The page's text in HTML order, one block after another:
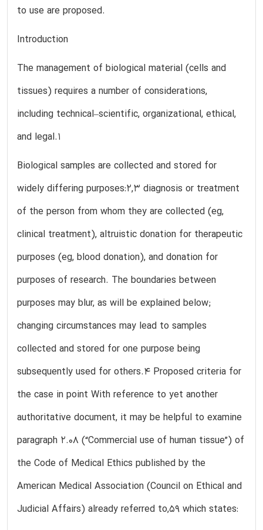
to use are proposed.
Introduction
The management of biological material (cells and
tissues) requires a number of considerations,
including technical–scientific, organizational, ethical,
and legal.1
Biological samples are collected and stored for
widely differing purposes:2,3 diagnosis or treatment
of the person from whom they are collected (eg,
clinical treatment), altruistic donation for therapeutic
purposes (eg, blood donation), and donation for
purposes of research. The boundaries between
purposes may blur, as will be explained below;
changing circumstances may lead to samples
collected and stored for one purpose being
subsequently used for others.4 Proposed criteria for
the case in point With reference to yet another
authoritative document, it may be helpful to examine
paragraph 2.08 (“Commercial use of human tissue”) of
the Code of Medical Ethics published by the
American Medical Association (Council on Ethical and
Judicial Affairs) already referred to,59 which states: